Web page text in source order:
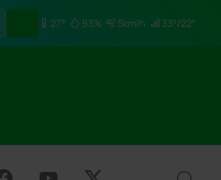
27° 93% 5km/h 33°/22°